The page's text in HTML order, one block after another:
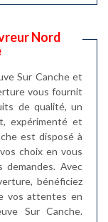
Nord
Sur Canche et
vous fournit
de qualité, un
expérimenté et
est disposé à
choix en vous
Avec
bénéficiez
vos attentes en
Sur Canche.